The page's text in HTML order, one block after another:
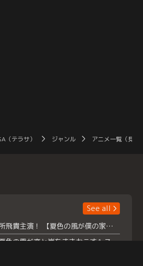
（テラサ） ジャンル アニメ一覧（見放
See all
浮所飛貴主演！ 【夏色の風が僕の家にやってきた】 本日よりテラサで独占配信スタート！
『夏色の雲が恋と嵐をまきおこす』スペシャルメイキング 【Part1】2026年７月18日（土）23時30分～配信スタート！話題のシーンの裏側を大公開！豪華キャスト大集合！ 『武宮家 真夏の家族会議』開催！